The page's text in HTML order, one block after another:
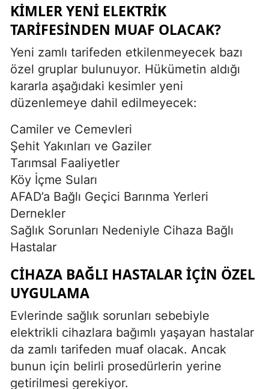
KIMLER YENI ELEKTRIK
TARIFESINDEN MUAF OLACAK?
Yeni zamlı tarifeden etkilenmeyecek bazı
özel gruplar bulunuyor. Hükümetin aldığı
kararla aşağıdaki kesimler yeni
düzenlemeye dahil edilmeyecek:
Camiler ve Cemevleri
Şehit Yakınları ve Gaziler
Tarımsal Faaliyetler
Köy İçme Suları
AFAD’a Bağlı Geçici Barınma Yerleri
Dernekler
Sağlık Sorunları Nedeniyle Cihaza Bağlı
Hastalar
CIHAZA BAĞLI HASTALAR İÇIN ÖZEL
UYGULAMA
Evlerinde sağlık sorunları sebebiyle
elektrikli cihazlara bağımlı yaşayan hastalar
da zamlı tarifeden muaf olacak. Ancak
bunun için belirli prosedürlerin yerine
getirilmesi gerekiyor.